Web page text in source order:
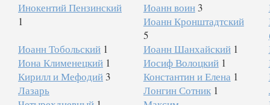
Инокентий Пензинский
1
Иоанн воин 3
Иоанн Кронштадтский
5
Иоанн Тобольский 1 Иоанн Шанхайский 1
Иона Клименецкий 1 Иосиф Волоцкий 1
Кирилл и Мефодий 3 Константин и Елена 1
Лазарь
Лонгин Сотник 1